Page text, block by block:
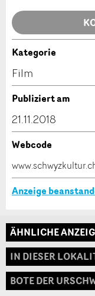
Allgemeines
Anzeige nicht
Anzeige
* Eingabe
* Eingabe
Kontakt
Verfassen Sie
Adresse
Kategorie
Film
Publiziert am
21.11.2018
Webcode
Anzeige
ÄHNLICHE
IN DIESER
BOTE DER